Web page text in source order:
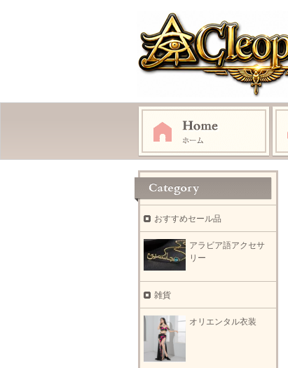
おすすめセール品
アラビア語アクセサ
リー
雑貨
オリエンタル衣装